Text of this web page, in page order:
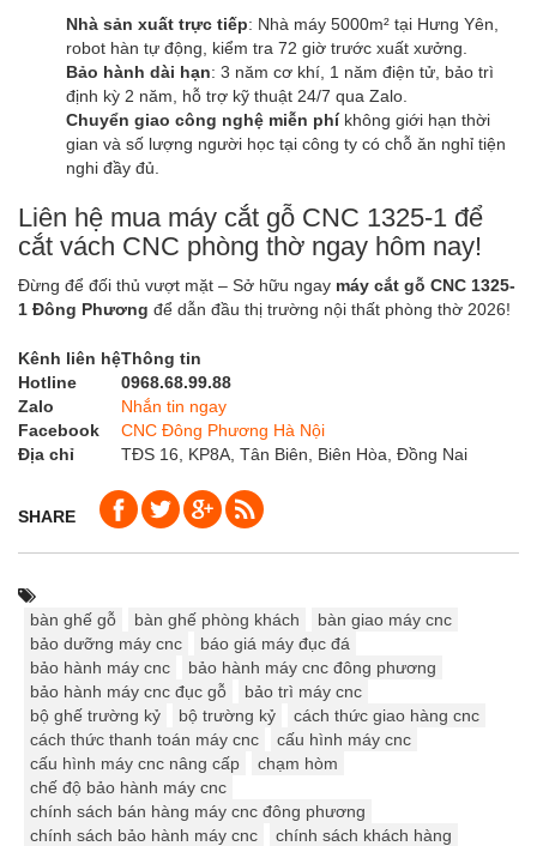
Nhà sản xuất trực tiếp: Nhà máy 5000m² tại Hưng Yên,
robot hàn tự động, kiểm tra 72 giờ trước xuất xưởng.
Bảo hành dài hạn: 3 năm cơ khí, 1 năm điện tử, bảo trì
định kỳ 2 năm, hỗ trợ kỹ thuật 24/7 qua Zalo.
Chuyển giao công nghệ miễn phí không giới hạn thời
gian và số lượng người học tại công ty có chỗ ăn nghỉ tiện
nghi đầy đủ.
Liên hệ mua máy cắt gỗ CNC 1325-1 để
cắt vách CNC phòng thờ ngay hôm nay!
Đừng để đối thủ vượt mặt – Sở hữu ngay máy cắt gỗ CNC 1325-
1 Đông Phương để dẫn đầu thị trường nội thất phòng thờ 2026!
Kênh liên hệThông tin
Hotline
0968.68.99.88
Zalo
Nhắn tin ngay
Facebook
CNC Đông Phương Hà Nội
Địa chỉ
TĐS 16, KP8A, Tân Biên, Biên Hòa, Đồng Nai
SHARE
bàn ghế gỗ bàn ghế phòng khách
bàn giao máy cnc
bảo dưỡng máy cnc
báo giá máy đục đá
bảo hành máy cnc
bảo hành máy cnc đông phương
bảo hành máy cnc đục gỗ
bảo trì máy cnc
bộ ghế trường kỷ
bộ trường kỷ
cách thức giao hàng cnc
cách thức thanh toán máy cnc
cấu hình máy cnc
cấu hình máy cnc nâng cấp
chạm hòm
chế độ bảo hành máy cnc
chính sách bán hàng máy cnc đông phương
chính sách bảo hành máy cnc
chính sách khách hàng